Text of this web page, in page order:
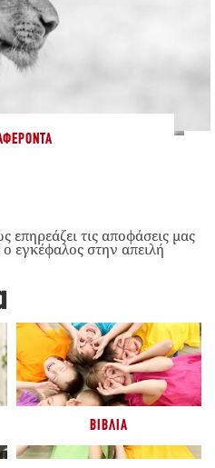
τις αποφάσεις μας
εγκέφαλος στην απειλή
ΒΙΒΛΊΑ